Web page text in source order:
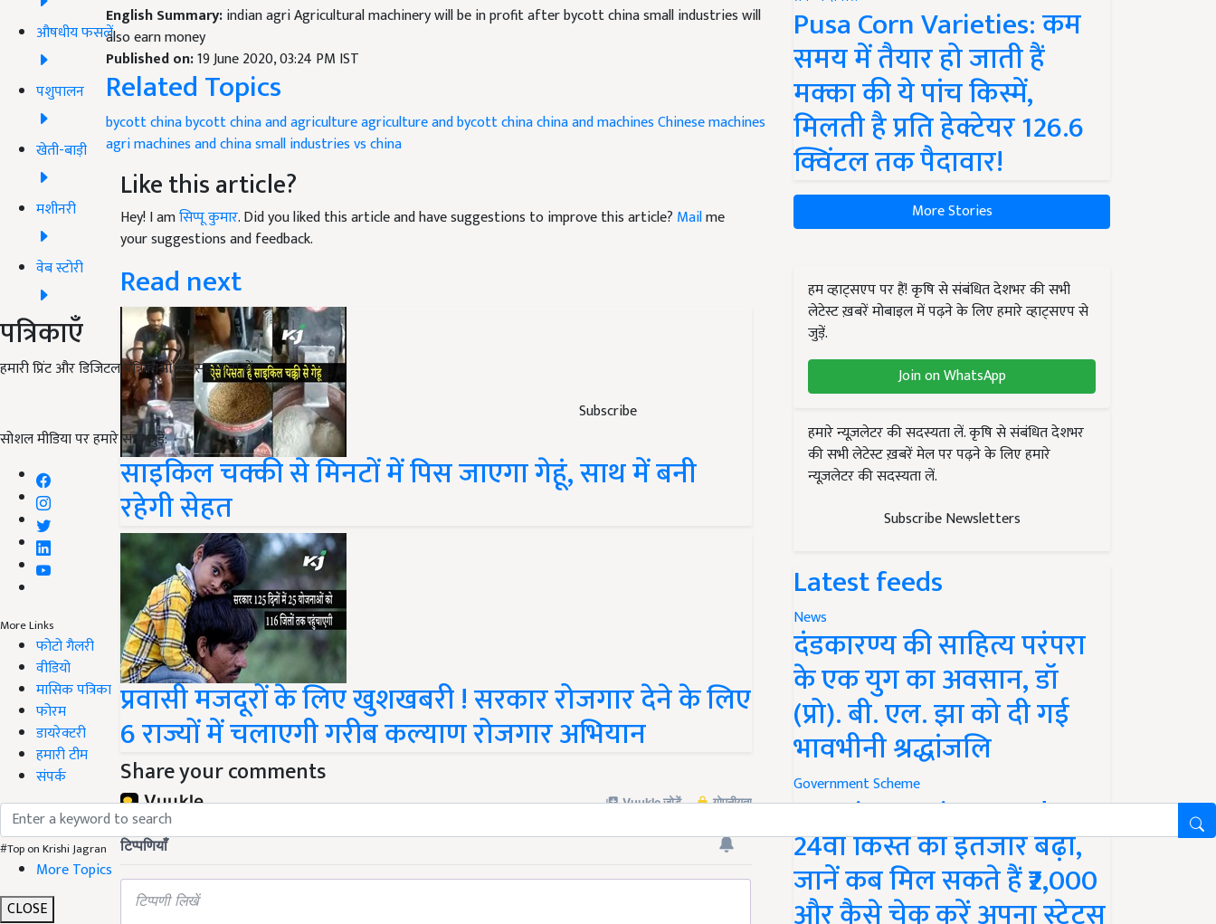
औषधीय फसलें
पशुपालन
खेती-बाड़ी
मशीनरी
वेब स्टोरी
पत्रिकाएँ
हमारी प्रिंट और डिजिटल पत्रिकाओं की सदस्यता लें
Subscribe
सोशल मीडिया पर हमारे साथ जुड़ें:
More Links
फोटो गैलरी
वीडियो
मासिक पत्रिका
फोरम
डायरेक्टरी
हमारी टीम
संपर्क
#Top on Krishi Jagran
More Topics
CLOSE
English Summary:indian agri Agricultural machinery will be in profit after bycott china small industries will
also earn money
Published on:19 June 2020, 03:24 PM IST
Related Topics
bycott chinabycott china and agricultureagriculture and bycott chinachina and machinesChinese machines
agri machines and chinasmall industries vs china
Like this article?
Hey! I amसिप्पू कुमार. Did you liked this article and have suggestions to improve this article? Mailme
your suggestions and feedback.
Read next
साइकिल चक्की से मिनटों में पिस जाएगा गेहूं, साथ में बनी
रहेगी सेहत
प्रवासी मजदूरों के लिए खुशखबरी ! सरकार रोजगार देने के लिए
6 राज्यों में चलाएगी गरीब कल्याण रोजगार अभियान
Share your comments
Pusa Corn Varieties: कम
समय में तैयार हो जाती हैं
मक्का की ये पांच किस्में,
मिलती है प्रति हेक्टेयर 126.6
क्विंटल तक पैदावार!
More Stories
हम व्हाट्सएप पर हैं! कृषि से संबंधित देशभर की सभी
लेटेस्ट ख़बरें मोबाइल में पढ़ने के लिए हमारे व्हाट्सएप से
जुड़ें.
Join on WhatsApp
हमारे न्यूज़लेटर की सदस्यता लें. कृषि से संबंधित देशभर
की सभी लेटेस्ट ख़बरें मेल पर पढ़ने के लिए हमारे
न्यूज़लेटर की सदस्यता लें.
Subscribe Newsletters
Latest feeds
News
दंडकारण्य की साहित्य परंपरा
के एक युग का अवसान, डॉ
(प्रो). बी. एल. झा को दी गई
भावभीनी श्रद्धांजलि
Government Scheme
PM Kisan Yojana Update:
24वीं किस्त का इंतजार बढ़ा,
जानें कब मिल सकते हैं ₹2,000